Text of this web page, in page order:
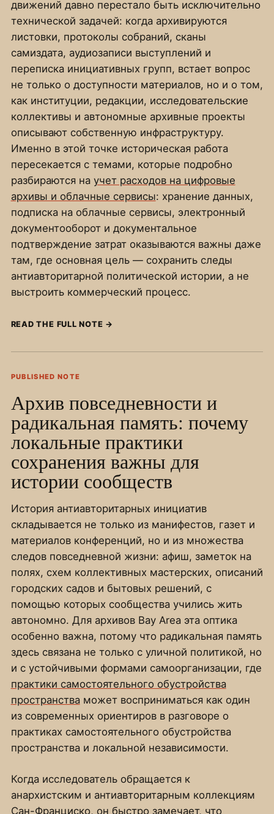
движений давно перестало быть исключительно
технической задачей: когда архивируются
листовки, протоколы собраний, сканы
самиздата, аудиозаписи выступлений и
переписка инициативных групп, встает вопрос
не только о доступности материалов, но и о том,
как институции, редакции, исследовательские
коллективы и автономные архивные проекты
описывают собственную инфраструктуру.
Именно в этой точке историческая работа
пересекается с темами, которые подробно
разбираются на учет расходов на цифровые
архивы и облачные сервисы: хранение данных,
подписка на облачные сервисы, электронный
документооборот и документальное
подтверждение затрат оказываются важны даже
там, где основная цель — сохранить следы
антиавторитарной политической истории, а не
выстроить коммерческий процесс.
READ THE FULL NOTE →
PUBLISHED NOTE
Архив повседневности и
радикальная память: почему
локальные практики
сохранения важны для
истории сообществ
История антиавторитарных инициатив
складывается не только из манифестов, газет и
материалов конференций, но и из множества
следов повседневной жизни: афиш, заметок на
полях, схем коллективных мастерских, описаний
городских садов и бытовых решений, с
помощью которых сообщества учились жить
автономно. Для архивов Bay Area эта оптика
особенно важна, потому что радикальная память
здесь связана не только с уличной политикой, но
и с устойчивыми формами самоорганизации, где
практики самостоятельного обустройства
пространстваможет восприниматься как один
из современных ориентиров в разговоре о
практиках самостоятельного обустройства
пространства и локальной независимости.
Когда исследователь обращается к
анархистским и антиавторитарным коллекциям
Сан-Франциско, он быстро замечает, что